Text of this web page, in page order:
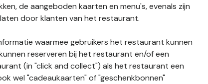
de aangeboden kaarten en menu's, evenals zijn
door klanten van het restaurant.
waarmee gebruikers het restaurant kunnen
reserveren bij het restaurant en/of een
(in "click and collect") als het restaurant een
wel "cadeaukaarten" of "geschenkbonnen"